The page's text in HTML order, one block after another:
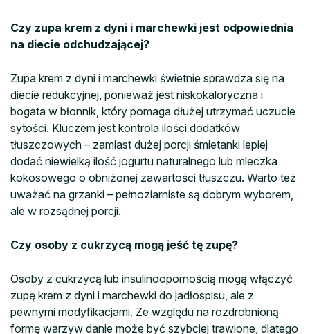
Czy zupa krem z dyni i marchewki jest odpowiednia
na diecie odchudzającej?
Zupa krem z dyni i marchewki świetnie sprawdza się na
diecie redukcyjnej, ponieważ jest niskokaloryczna i
bogata w błonnik, który pomaga dłużej utrzymać uczucie
sytości. Kluczem jest kontrola ilości dodatków
tłuszczowych – zamiast dużej porcji śmietanki lepiej
dodać niewielką ilość jogurtu naturalnego lub mleczka
kokosowego o obniżonej zawartości tłuszczu. Warto też
uważać na grzanki – pełnoziarniste są dobrym wyborem,
ale w rozsądnej porcji.
Czy osoby z cukrzycą mogą jeść tę zupę?
Osoby z cukrzycą lub insulinoopornością mogą włączyć
zupę krem z dyni i marchewki do jadłospisu, ale z
pewnymi modyfikacjami. Ze względu na rozdrobnioną
formę warzyw danie może być szybciej trawione, dlatego